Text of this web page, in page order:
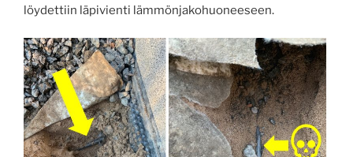
löydettiin läpivienti lämmönjakohuoneeseen.